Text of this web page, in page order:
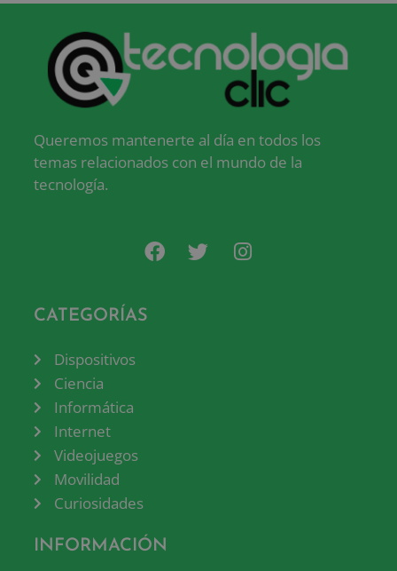
Queremos mantenerte al día en todos los
temas relacionados con el mundo de la
tecnología.
CATEGORÍAS
Dispositivos
Ciencia
Informática
Internet
Videojuegos
Movilidad
Curiosidades
INFORMACIÓN